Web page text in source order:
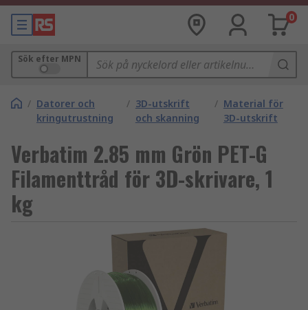
0
Sök efter MPN
/ Datorer och
kringutrustning
/ 3D-utskrift
och skanning
/ Material för
3D-utskrift
Verbatim 2.85 mm Grön PET-G
Filamenttråd för 3D-skrivare, 1
kg